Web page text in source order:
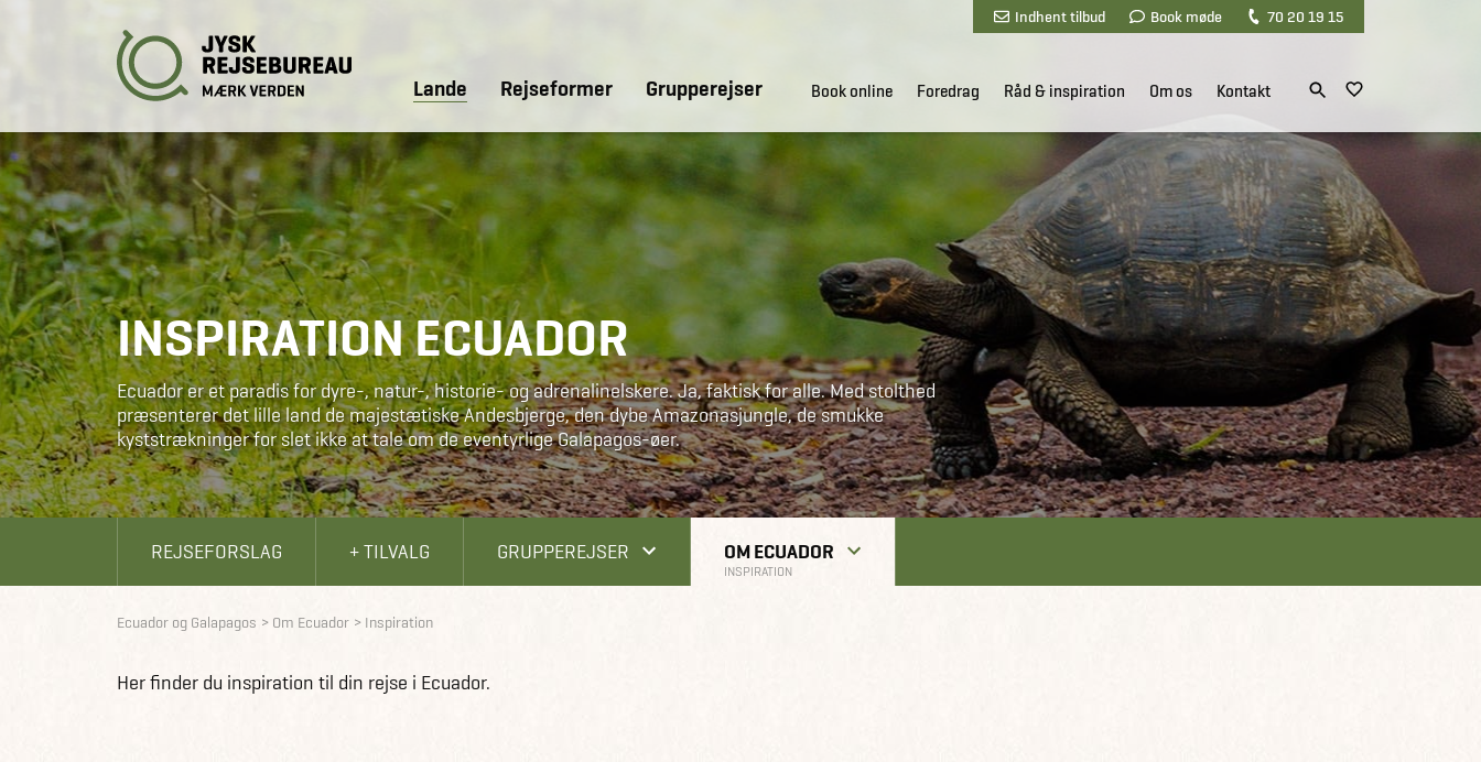
Indhent tilbud Book møde 70 20 19 15
Lande Rejseformer Grupperejser Book online Foredrag Råd & inspiration Om os Kontakt
INSPIRATION ECUADOR
Ecuador er et paradis for dyre-, natur-, historie- og adrenalinelskere. Ja, faktisk for alle. Med stolthed
præsenterer det lille land de majestætiske Andesbjerge, den dybe Amazonasjungle, de smukke
kyststrækninger for slet ikke at tale om de eventyrlige Galapagos-øer.
REJSEFORSLAG + TILVALG GRUPPEREJSER OM ECUADOR
INSPIRATION
Ecuador og Galapagos Om Ecuador Inspiration
Her finder du inspiration til din rejse i Ecuador.